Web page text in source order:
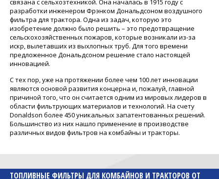
связана с сельхозтехникой. Она началась в 1915 году с
разработки инженером Фрэнком Дональдсоном воздушного
фильтра для трактора. Одна из задач, которую это
изобретение должно было решить – это предотвращение
сельскохозяйственных пожаров, которые возникали из-за
искр, вылетавших из выхлопных труб. Для того времени
предложенное Дональдсоном решение стало настоящей
инновацией.
С тех пор, уже на протяжении более чем 100 лет инновации
являются основой развития концерна и, пожалуй, главной
причиной того, что он считается одним из мировых лидеров в
области фильтрующих материалов и технологий. На счету
Donaldson более 450 уникальных запатентованных решений.
Большинство из них нашло применение в производстве
различных видов фильтров на комбайны и тракторы.
ТОПЛИВНЫЕ ФИЛЬТРЫ ДЛЯ КОМБАЙНОВ И ТРАКТОРОВ ОТ